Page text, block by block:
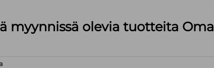
myynnissä olevia tuotteita